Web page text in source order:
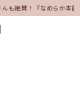
も絶賛！『なめらか本舗